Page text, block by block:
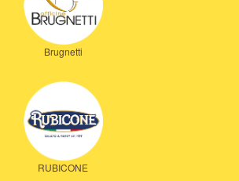
Brugnetti
RUBICONE